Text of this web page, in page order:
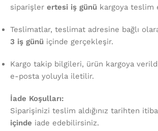
siparişler ertesi iş günü kargoya teslim
Teslimatlar, teslimat adresine bağlı
3 iş günü içinde gerçekleşir.
Kargo takip bilgileri, ürün kargoya
e-posta yoluyla iletilir.
İade Koşulları:
Siparişinizi teslim aldığınız tarihten
içinde iade edebilirsiniz.